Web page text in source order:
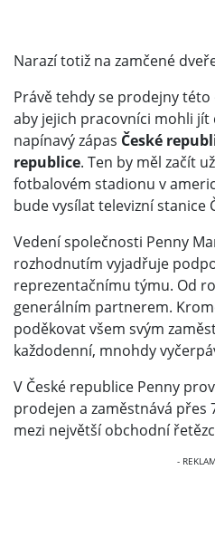
Narazí totiž na zamčené
Právě tehdy se prodejny
aby jejich pracovníci mohli
napínavý zápas České
republice. Ten by měl začít
fotbalovém stadionu v
bude vysílat televizní stanice
Vedení společnosti Penny
rozhodnutím vyjadřuje
reprezentačnímu týmu. Od
generálním partnerem.
poděkovat všem svým
každodenní, mnohdy
V České republice Penny
prodejen a zaměstnává přes
mezi největší obchodní